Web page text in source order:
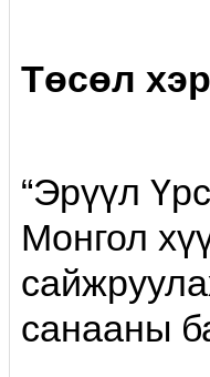
Төсөл
“Эрүүл
Монгол
санааны